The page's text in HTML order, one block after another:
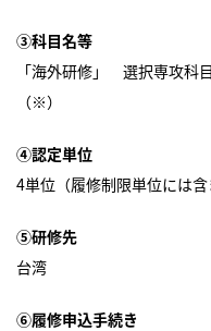
③科目名等
「海外研修」 選択専攻科
（※）
④認定単位
4単位（履修制限単位には含
⑤研修先
台湾
⑥履修申込手続き